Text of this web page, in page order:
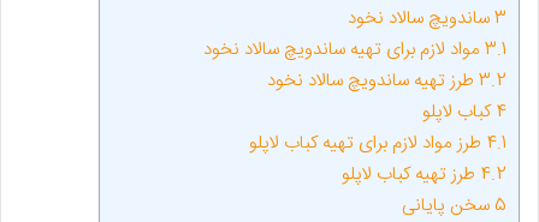
3ساندویچ سالاد نخود
3.1 مواد لازم برای تهیه ساندویچ سالاد نخود
3.2 طرز تهیه ساندویچ سالاد نخود
4کباب لاپلو
4.1 طرز مواد لازم برای تهیه کباب لاپلو
4.2 طرز تهیه کباب لاپلو
5سخن پایانی